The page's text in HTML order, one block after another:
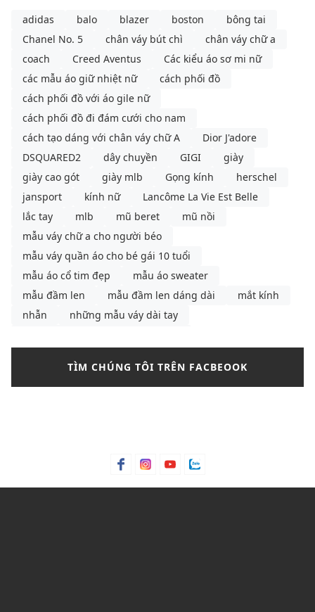
adidas balo blazer boston
bông tai
Chanel No. 5
chân váy bút chì
chân váy chữ a
coach
Creed Aventus
Các kiểu áo sơ mi nữ
các mẫu áo giữ nhiệt nữ
cách phối đồ
cách phối đồ với áo gile nữ
cách phối đồ đi đám cưới cho nam
cách tạo dáng với chân váy chữ A
Dior J'adore
DSQUARED2
dây chuyền GIGI
giày
giày cao gót
giày mlb Gọng kính
herschel
jansport
kính nữ
Lancôme La Vie Est Belle
lắc tay
mlb mũ beret
mũ nồi
mẫu váy chữ a cho người béo
mẫu váy quần áo cho bé gái 10 tuổi
mẫu áo cổ tim đẹp
mẫu áo sweater
mẫu đầm len
mẫu đầm len dáng dài
mắt kính
nhẫn
những mẫu váy dài tay
nước hoa
outfit thu đông
phối đồ với shoulder bag
phối đồ với túi kẹp nách
phối đồ với túi đeo vai
phối đồ với áo giữ nhiệt nữ
TÌM CHÚNG TÔI TRÊN FACBEOOK